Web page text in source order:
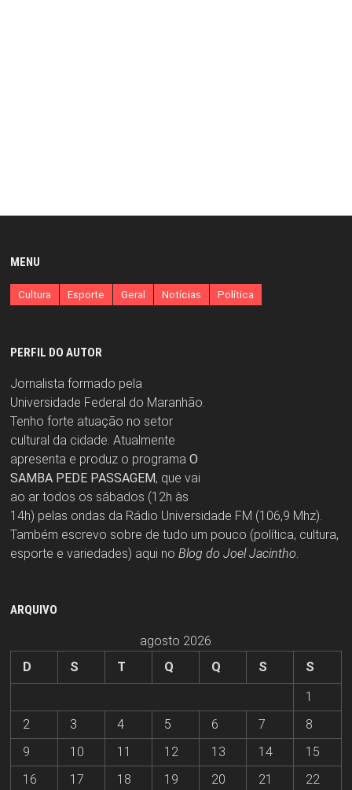
MENU
Cultura Esporte Geral Notícias Política
PERFIL DO AUTOR
Jornalista formado pela
Universidade Federal do Maranhão.
Tenho forte atuação no setor
cultural da cidade. Atualmente
apresenta e produz o programa O
SAMBA PEDE PASSAGEM, que vai
ao ar todos os sábados (12h às
14h) pelas ondas da Rádio Universidade FM (106,9 Mhz).
Também escrevo sobre de tudo um pouco (política, cultura,
esporte e variedades) aqui no Blog do Joel Jacintho
ARQUIVO
agosto 2026
D
S T Q Q S
S
1
2
3 4 5 6 7
8
9
10 11 12 13 14
15
16
17 18 19 20 21 22